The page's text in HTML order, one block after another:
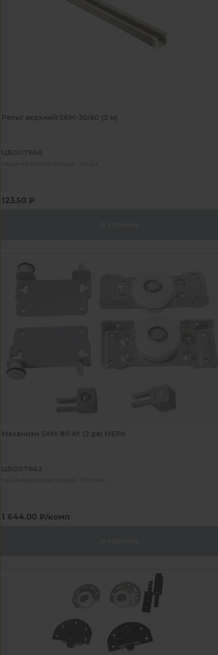
Рельс верхний SKM-30/60 (3 м)
ЦБ007866
На центральном складе - 40 шт
123.50 ₽
Механизм SKM-80 AY (2 дв) МЕРА
ЦБ007862
На центральном складе - 30 комп
1 644.00 ₽/комп